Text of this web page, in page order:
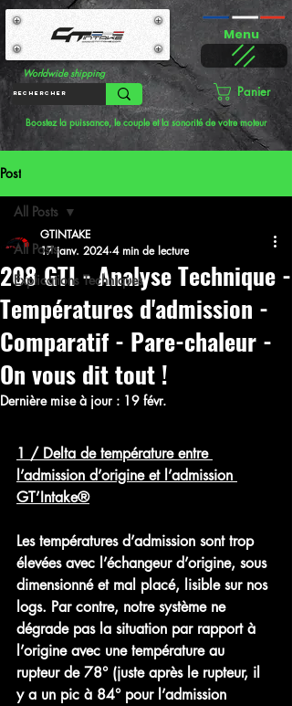
Worldwide shipping
Menu
Panier
Boostez la puissance, le couple et la sonorité de votre moteur
Post
All Posts
Explications Techniques
All Posts
208 GTI - Analyse Technique -
Températures d'admission -
Comparatif - Pare-chaleur -
On vous dit tout !
GTINTAKE
17 janv. 2024 4 min de lecture
Dernière mise à jour : 19 févr.
1 / Delta de température entre
l’admission d’origine et l’admission
GT’Intake®
Les températures d’admission sont trop
élevées avec l’échangeur d’origine, sous
dimensionné et mal placé, lisible sur nos
logs. Par contre, notre système ne
dégrade pas la situation par rapport à
l’origine avec une température au
rupteur de 78° (juste après le rupteur, il
y a un pic à 84° pour l’admission